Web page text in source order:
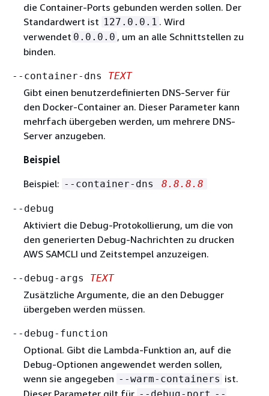
die Container-Ports gebunden werden sollen. Der
Standardwert ist 127.0.0.1 . Wird
verwendet 0.0.0.0 , um an alle Schnittstellen zu
binden.
--container-dns TEXT
Gibt einen benutzerdefinierten DNS-Server für
den Docker-Container an. Dieser Parameter kann
mehrfach übergeben werden, um mehrere DNS-
Server anzugeben.
Beispiel
Beispiel: --container-dns 8.8.8.8
--debug
Aktiviert die Debug-Protokollierung, um die von
den generierten Debug-Nachrichten zu drucken
AWS SAMCLI und Zeitstempel anzuzeigen.
--debug-args TEXT
Zusätzliche Argumente, die an den Debugger
übergeben werden müssen.
--debug-function
Optional. Gibt die Lambda-Funktion an, auf die
Debug-Optionen angewendet werden sollen,
wenn sie angegeben --warm-containers ist.